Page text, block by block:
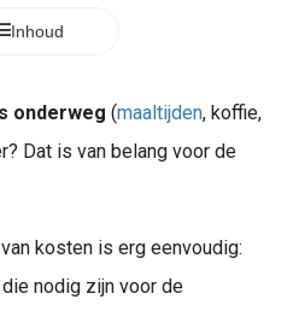
Inhoud
onderweg (maaltijden, koffie,
Dat is van belang voor de
kosten is erg eenvoudig:
nodig zijn voor de